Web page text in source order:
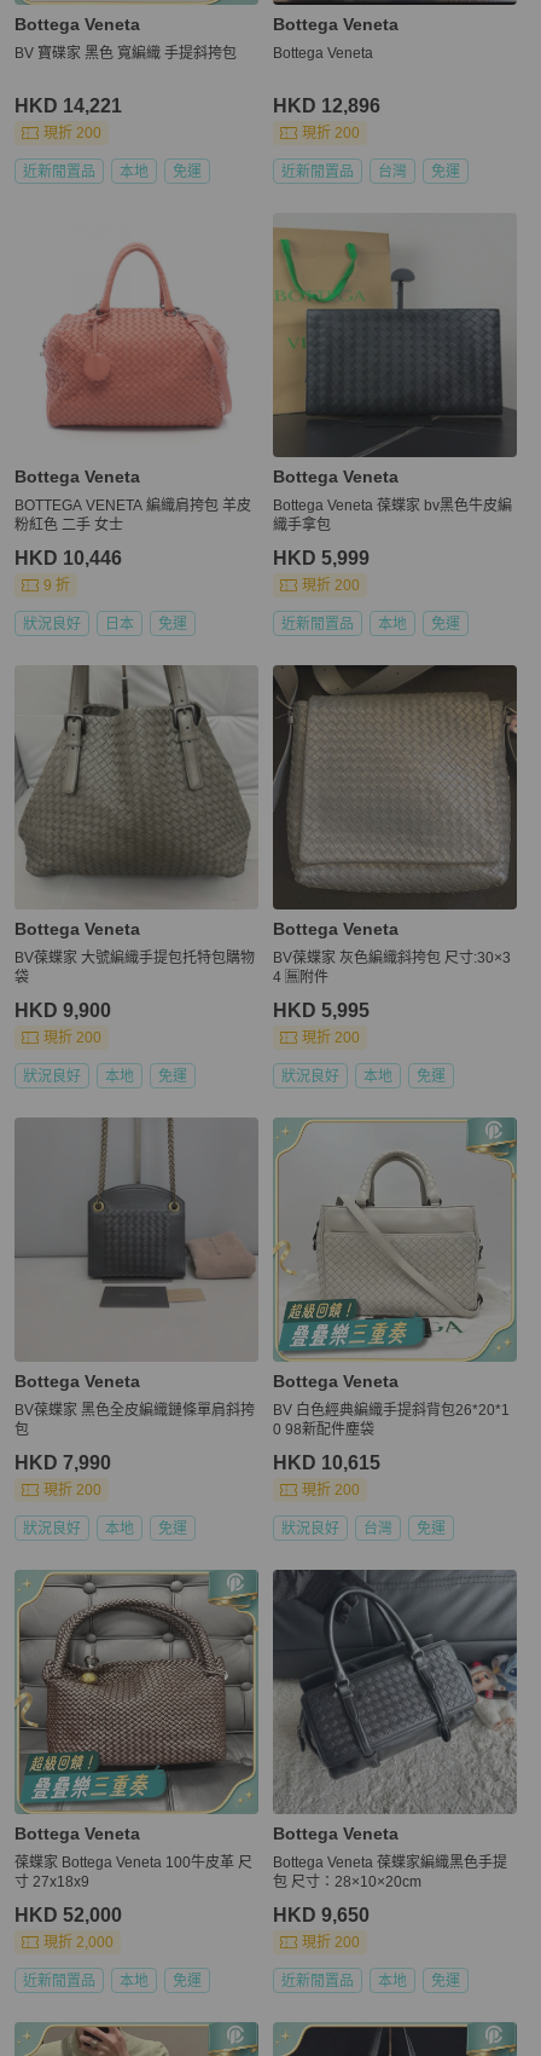
Bottega Veneta
BV 寶碟家 黑色 寬編織 手提斜挎包
HKD 14,221
現折 200
近新閒置品 本地 免運
Bottega Veneta
Bottega Veneta
HKD 12,896
現折 200
近新閒置品 台灣 免運
Bottega Veneta
BOTTEGA VENETA 編織肩挎包 羊皮
粉紅色 二手 女士
HKD 10,446
9 折
狀況良好 日本 免運
Bottega Veneta
Bottega Veneta 葆蝶家 bv黑色牛皮編
織手拿包
HKD 5,999
現折 200
近新閒置品 本地 免運
Bottega Veneta
BV葆蝶家 大號編織手提包托特包購物
袋
HKD 9,900
現折 200
狀況良好 本地 免運
Bottega Veneta
BV葆蝶家 灰色編織斜挎包 尺寸:30×3
4 🈚附件
HKD 5,995
現折 200
狀況良好 本地 免運
Bottega Veneta
BV葆蝶家 黑色全皮編織鏈條單肩斜挎
包
HKD 7,990
現折 200
狀況良好 本地 免運
Bottega Veneta
BV 白色經典編織手提斜背包26*20*1
0 98新配件塵袋
HKD 10,615
現折 200
狀況良好 台灣 免運
Bottega Veneta
葆蝶家 Bottega Veneta 100牛皮革 尺
寸 27x18x9
HKD 52,000
現折 2,000
近新閒置品 本地 免運
Bottega Veneta
Bottega Veneta 葆蝶家編織黑色手提
包 尺寸：28×10×20cm
HKD 9,650
現折 200
近新閒置品 本地 免運